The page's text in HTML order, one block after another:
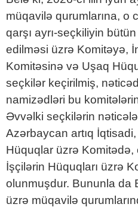
müqavilə qurumlarına, o
qarşı ayrı-seçkiliyin
edilməsi üzrə Komitəyə,
Komitəsinə və Uşaq
seçkilər keçirilmiş,
namizədləri bu
Əvvəlki seçkilərin
Azərbaycan artıq
Hüquqlar üzrə
İşçilərin Hüquqları üzrə
olunmuşdur. Bununla da
üzrə müqavilə